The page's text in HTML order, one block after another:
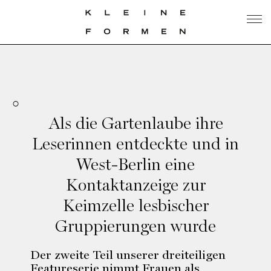
Als die Gartenlaube ihre
Leserinnen entdeckte und in
West-Berlin eine
Kontaktanzeige zur
Keimzelle lesbischer
Gruppierungen wurde
Der zweite Teil unserer dreiteiligen
Featureserie nimmt Frauen als